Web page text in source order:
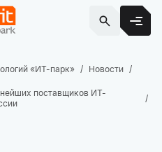
«ИТ-парк»
Новости
поставщиков ИТ-